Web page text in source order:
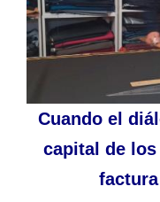
Cuando el
capital de